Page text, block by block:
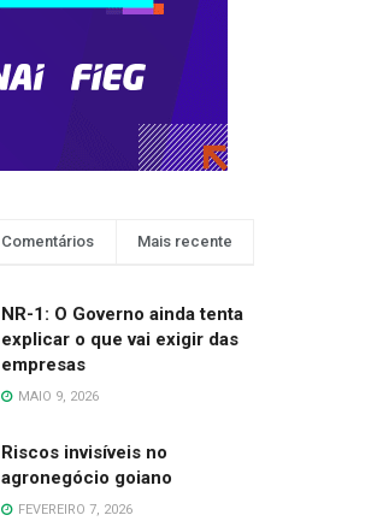
Comentários Mais recente
NR-1: O Governo ainda tenta
explicar o que vai exigir das
empresas
MAIO 9, 2026
Riscos invisíveis no
agronegócio goiano
FEVEREIRO 7, 2026